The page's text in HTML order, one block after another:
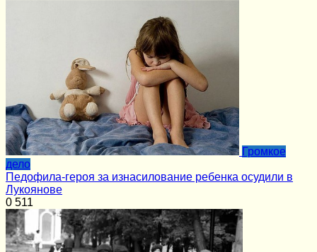
Громкое
дело
Педофила-героя за изнасилование ребенка осудили в
Лукоянове
0 511